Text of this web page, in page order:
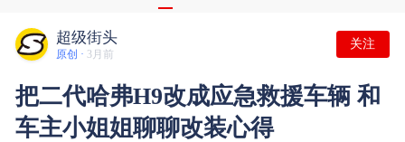
超级街头
原创 · 3月前
关注
把二代哈弗H9改成应急救援车辆 和
车主小姐姐聊聊改装心得